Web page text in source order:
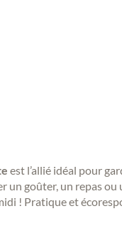
est l’allié idéal pour
goûter, un repas
! Pratique et